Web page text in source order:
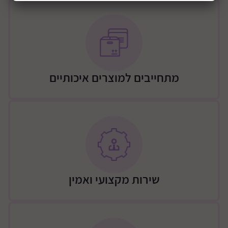
חזיתות צבועות צבע תנור
במה מעוצבת עשויה עץ מלא
העלות כוללת הובלה לבית הלקוח והרכבה לפי המחירון
או 3 דלתות 450 ש"ח / ארון 2/3 דלתות + שידה + מיטה
מתחייבים למוצרים איכותיים
שירות מקצועי ואמין